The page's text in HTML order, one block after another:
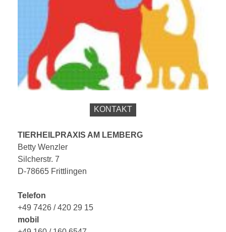
KONTAKT
TIERHEILPRAXIS AM LEMBERG
Betty Wenzler
Silcherstr. 7
D-78665 Frittlingen
Telefon
+49 7426 / 420 29 15
mobil